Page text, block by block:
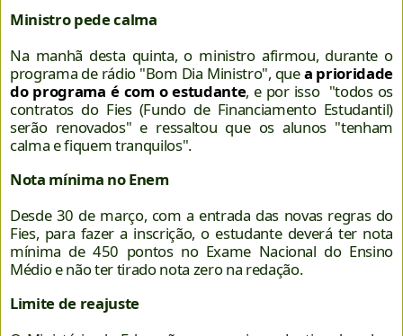
Ministro pede calma
Na manhã desta quinta, o ministro afirmou, durante o
programa de rádio "Bom Dia Ministro", quea prioridade
do programa é com o estudante, e por isso "todos os
contratos do Fies (Fundo de Financiamento Estudantil)
serão renovados" e ressaltou que os alunos "tenham
calma e fiquem tranquilos".
Nota mínima no Enem
Desde 30 de março, com a entrada das novas regras do
Fies, para fazer a inscrição, o estudante deverá ter nota
mínima de 450 pontos no Exame Nacional do Ensino
Médio e não ter tirado nota zero na redação.
Limite de reajuste